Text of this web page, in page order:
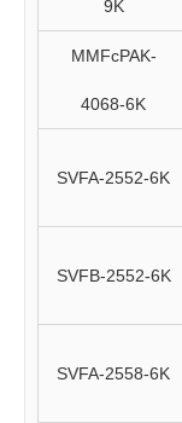
9K
MMFcPAK-
4068-6K
SVFA-2552-6K
SVFB-2552-6K
SVFA-2558-6K